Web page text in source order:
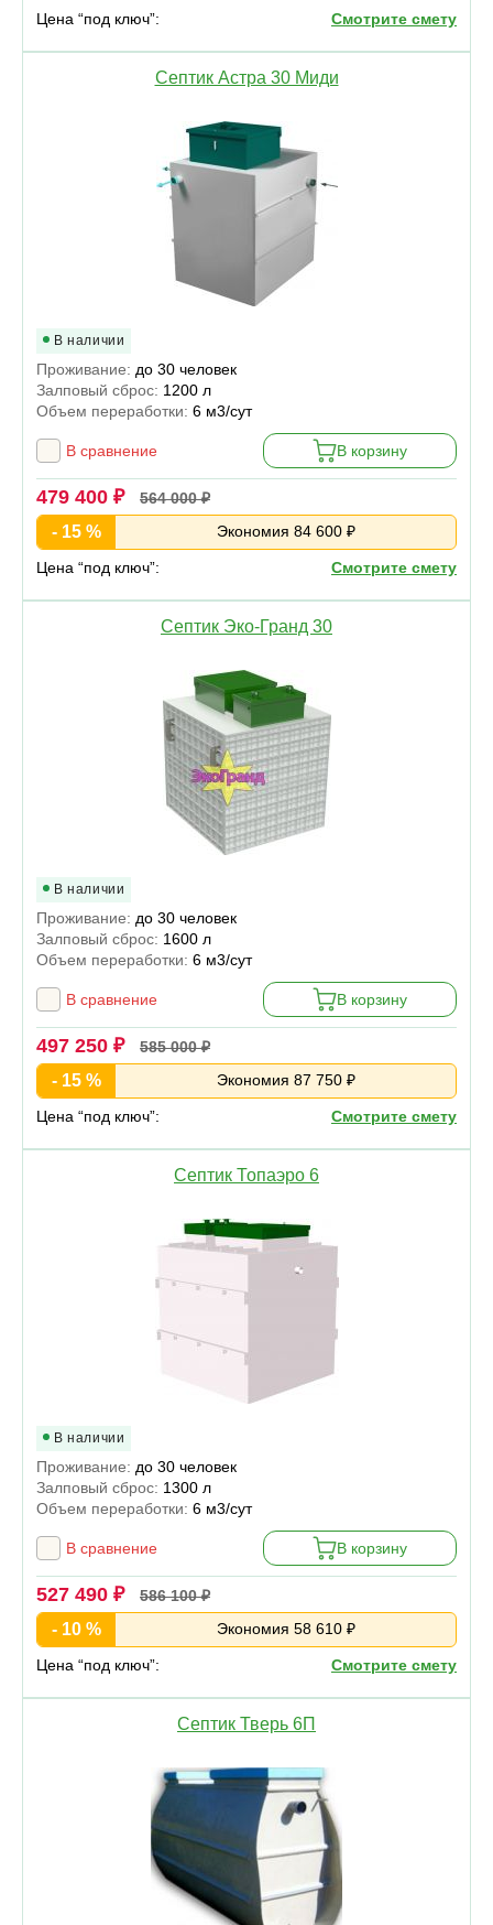
Цена “под ключ”: Смотрите смету
Септик Астра 30 Миди
В наличии
Проживание: до 30 человек
Залповый сброс: 1200 л
Объем переработки: 6 м3/сут
В сравнение В корзину
479 400 ₽ 564 000 ₽
- 15 % Экономия 84 600 ₽
Цена “под ключ”: Смотрите смету
Септик Эко-Гранд 30
В наличии
Проживание: до 30 человек
Залповый сброс: 1600 л
Объем переработки: 6 м3/сут
В сравнение В корзину
497 250 ₽ 585 000 ₽
- 15 % Экономия 87 750 ₽
Цена “под ключ”: Смотрите смету
Септик Топаэро 6
В наличии
Проживание: до 30 человек
Залповый сброс: 1300 л
Объем переработки: 6 м3/сут
В сравнение В корзину
527 490 ₽ 586 100 ₽
- 10 % Экономия 58 610 ₽
Цена “под ключ”: Смотрите смету
Септик Тверь 6П